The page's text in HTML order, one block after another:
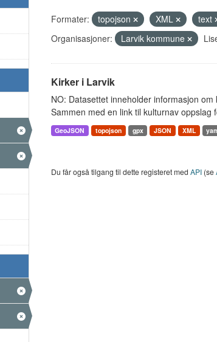
Formater: topojson XML text
Organisasjoner:
Larvik kommune
Kirker i Larvik
NO: Datasettet inneholder informasjon
Sammen med en link til kulturnav oppslag
GeoJSON topojson gpx JSON XML
Du får også tilgang til dette registeret med API(se